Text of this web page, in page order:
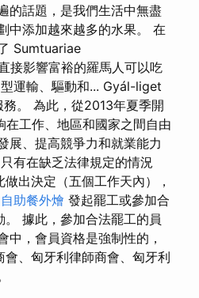
的話題，是我們生活中無盡
中添加越來越多的水果。 在
Sumtuariae
接影響富裕的羅馬人可以吃
運輸、驅動和... Gyál-liget
。 為此，從2013年夏季開
工作、地區和國家之間自由
展、提高競爭力和就業能力
有在缺乏法律規定的情況
出決定（五個工作天內），
自助餐外燴 發起罷工或參加合
據此，參加合法罷工的員
，會員資格是強制性的，
、匈牙利律師商會、匈牙利